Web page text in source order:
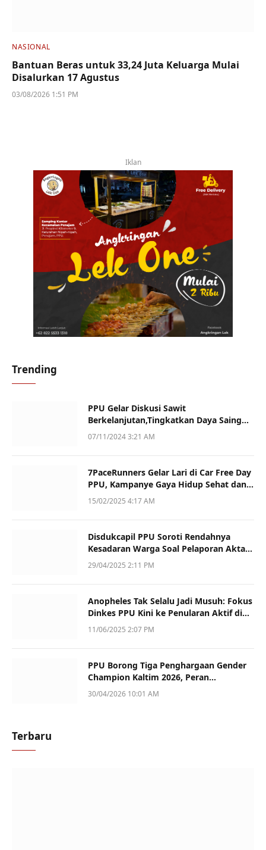
NASIONAL
Bantuan Beras untuk 33,24 Juta Keluarga Mulai
Disalurkan 17 Agustus
03/08/2026 1:51 PM
Iklan
Trending
PPU Gelar Diskusi Sawit
Berkelanjutan,Tingkatkan Daya Saing
dan Kualitas
07/11/2024 3:21 AM
7PaceRunners Gelar Lari di Car Free Day
PPU, Kampanye Gaya Hidup Sehat dan
Dukung UMKM
15/02/2025 4:17 AM
Disdukcapil PPU Soroti Rendahnya
Kesadaran Warga Soal Pelaporan Akta
Kematian
29/04/2025 2:11 PM
Anopheles Tak Selalu Jadi Musuh: Fokus
Dinkes PPU Kini ke Penularan Aktif di
Sotek
11/06/2025 2:07 PM
PPU Borong Tiga Penghargaan Gender
Champion Kaltim 2026, Peran
Perempuan Jadi Sorotan
30/04/2026 10:01 AM
Terbaru